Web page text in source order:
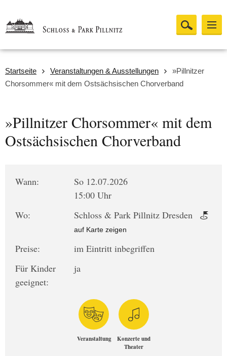
Startseite Veranstaltungen & Ausstellungen
»Pillnitzer
Chorsommer« mit dem Ostsächsischen Chorverband
»Pillnitzer Chorsommer« mit dem
Ostsächsischen Chorverband
Wann:
So 12.07.2026
15:00 Uhr
Wo:
Schloss & Park Pillnitz Dresden
auf Karte zeigen
Preise:
im Eintritt inbegriffen
Für Kinder
geeignet:
ja
Veranstaltung
Konzerte und
Theater